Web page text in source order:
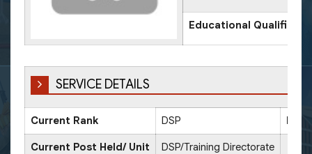
Educational
SERVICE DETAILS
Current Rank DSP
Current Post Held/ Unit DSP/Training Directorate